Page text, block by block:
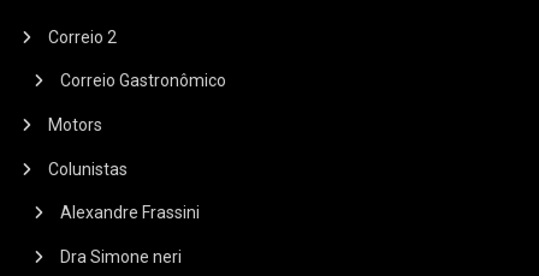
Correio 2
Correio Gastronômico
Motors
Colunistas
Alexandre Frassini
Dra Simone neri